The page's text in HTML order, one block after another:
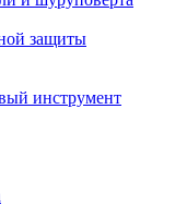
защиты
инструмент